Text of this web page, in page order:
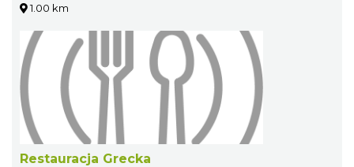
1.00 km
Restauracja Grecka